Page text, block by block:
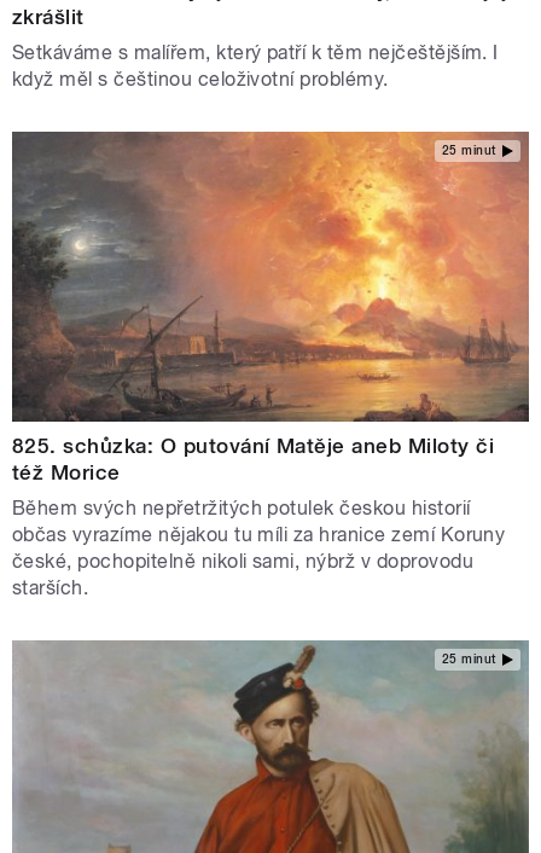
zkrášlit
Setkáváme s malířem, který patří k těm nejčeštějším. I
když měl s češtinou celoživotní problémy.
25 minut
825. schůzka: O putování Matěje aneb Miloty či
též Morice
Během svých nepřetržitých potulek českou historií
občas vyrazíme nějakou tu míli za hranice zemí Koruny
české, pochopitelně nikoli sami, nýbrž v doprovodu
starších.
25 minut